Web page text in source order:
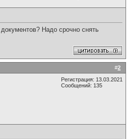
Надо срочно снять
#2
Регистрация: 13.03.2021
Сообщений: 135